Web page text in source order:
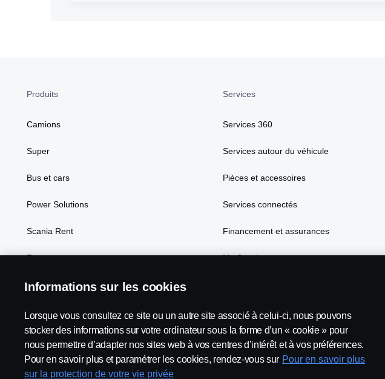
Produits
Camions
Super
Bus et cars
Power Solutions
Scania Rent
Focus
Services
Services 360
Services autour du véhicule
Pièces et accessoires
Services connectés
Financement et assurances
My Scania
Scania in Your Region: France
Informations sur les cookies
Lorsque vous consultez ce site ou un autre site associé à celui-ci, nous pouvons
stocker des informations sur votre ordinateur sous la forme d’un « cookie » pour
nous permettre d’adapter nos sites web à vos centres d’intérêt et à vos préférences.
Pour en savoir plus et paramétrer les cookies, rendez-vous sur Pour en savoir plus
sur la protection de votre vie privée